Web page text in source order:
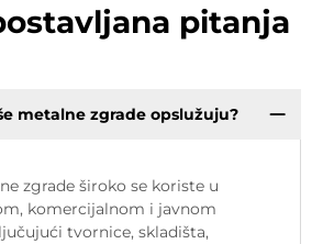
pitanja
metalne zgrade opslužuju?
zgrade široko se koriste u
komercijalnom i javnom
tvornice, skladišta,